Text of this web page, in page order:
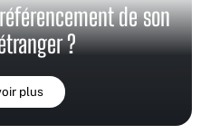
de son
?
plus